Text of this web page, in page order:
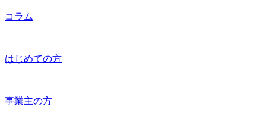
コラム
はじめての方
事業主の方